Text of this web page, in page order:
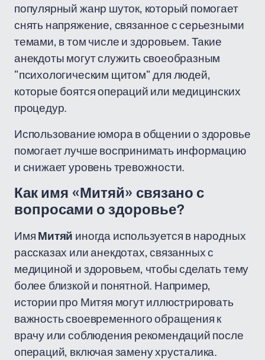
популярный жанр шуток, который помогает
снять напряжение, связанное с серьезными
темами, в том числе и здоровьем. Такие
анекдоты могут служить своеобразным
"психологическим щитом" для людей,
которые боятся операций или медицинских
процедур.
Использование юмора в общении о здоровье
помогает лучше воспринимать информацию
и снижает уровень тревожности.
Как имя «Митяй» связано с
вопросами о здоровье?
ИмяМитяй иногда используется в народных
рассказах или анекдотах, связанных с
медициной и здоровьем, чтобы сделать тему
более близкой и понятной. Например,
истории про Митяя могут иллюстрировать
важность своевременного обращения к
врачу или соблюдения рекомендаций после
операций, включая замену хрусталика.